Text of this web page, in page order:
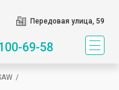
Передовая улица, 59
69-58
/